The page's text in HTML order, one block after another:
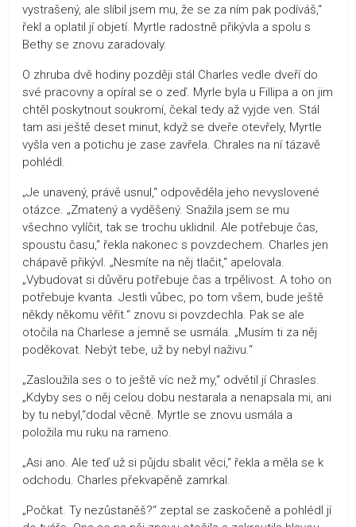
vystrašený, ale slíbil jsem mu, že se za ním pak podíváš,“
řekl a oplatil jí objetí. Myrtle radostně přikývla a spolu s
Bethy se znovu zaradovaly.
O zhruba dvě hodiny později stál Charles vedle dveří do
své pracovny a opíral se o zeď. Myrle byla u Fillipa a on jim
chtěl poskytnout soukromí, čekal tedy až vyjde ven. Stál
tam asi ještě deset minut, když se dveře otevřely, Myrtle
vyšla ven a potichu je zase zavřela. Chrales na ní tázavě
pohlédl.
„Je unavený, právě usnul,“ odpověděla jeho nevyslovené
otázce. „Zmatený a vyděšený. Snažila jsem se mu
všechno vylíčit, tak se trochu uklidnil. Ale potřebuje čas,
spoustu času,“ řekla nakonec s povzdechem. Charles jen
chápavě přikývl. „Nesmíte na něj tlačit,“ apelovala.
„Vybudovat si důvěru potřebuje čas a trpělivost. A toho on
potřebuje kvanta. Jestli vůbec, po tom všem, bude ještě
někdy někomu věřit.“ znovu si povzdechla. Pak se ale
otočila na Charlese a jemně se usmála. „Musím ti za něj
poděkovat. Nebýt tebe, už by nebyl naživu.“
„Zasloužila ses o to ještě víc než my,“ odvětil jí Chrasles.
„Kdyby ses o něj celou dobu nestarala a nenapsala mi, ani
by tu nebyl,“dodal věcně. Myrtle se znovu usmála a
položila mu ruku na rameno.
„Asi ano. Ale teď už si půjdu sbalit věci,“ řekla a měla se k
odchodu. Charles překvapěně zamrkal.
„Počkat. Ty nezůstaněš?“ zeptal se zaskočeně a pohlédl jí